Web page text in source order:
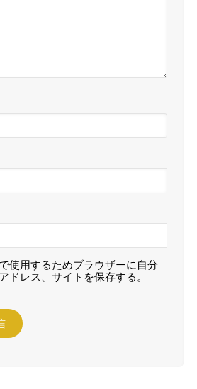
使用するためブラウザーに自分
ドレス、サイトを保存する。